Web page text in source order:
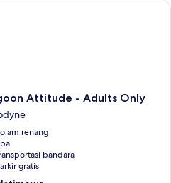
Only
Attitude - Adults Only
renang
bandara
gratis
Attitude - Adults Only